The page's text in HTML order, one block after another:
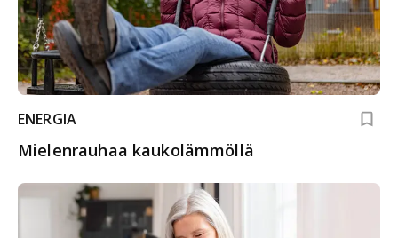
ENERGIA
Mielenrauhaa kaukolämmöllä